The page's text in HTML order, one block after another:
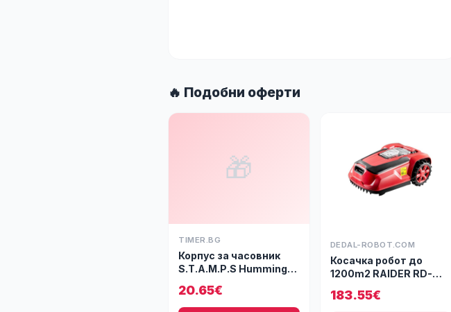
🔥 Подобни оферти
🎁
TIMER.BG
Корпус за часовник
S.T.A.M.P.S Humming
20.65€
DEDAL-ROBOT.COM
Косачка робот до
1200m2 RAIDER RD-
183.55€